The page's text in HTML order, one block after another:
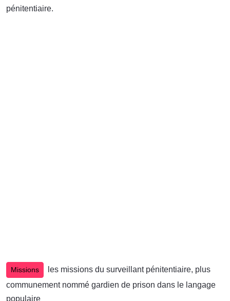
pénitentiaire.
Missions
les missions du surveillant pénitentiaire, plus
communement nommé gardien de prison dans le langage
populaire